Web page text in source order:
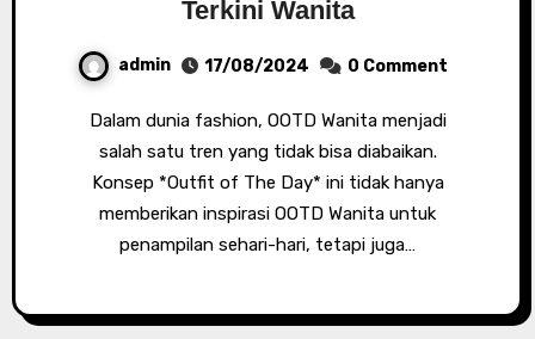
Terkini Wanita
admin 17/08/2024 0 Comment
Dalam dunia fashion, OOTD Wanita menjadi
salah satu tren yang tidak bisa diabaikan.
Konsep *Outfit of The Day* ini tidak hanya
memberikan inspirasi OOTD Wanita untuk
penampilan sehari-hari, tetapi juga…